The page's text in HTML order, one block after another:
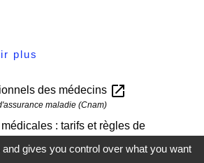
plus
des médecins open_in_new
maladie (Cnam)
: tarifs et règles de
open_in_new
maladie (Cnam)
gives you control over what you want